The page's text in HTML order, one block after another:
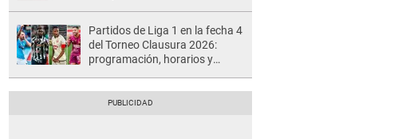
Partidos de Liga 1 en la fecha 4
del Torneo Clausura 2026:
programación, horarios y